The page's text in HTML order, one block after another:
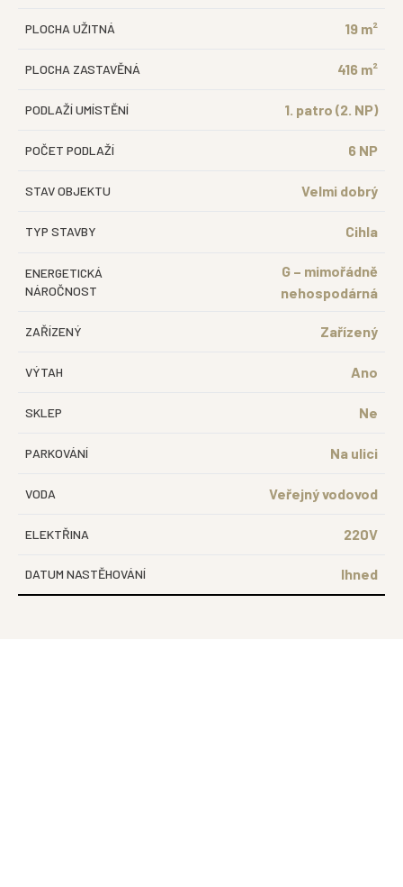
PLOCHA UŽITNÁ 19 m²
PLOCHA ZASTAVĚNÁ 416 m²
PODLAŽÍ UMÍSTĚNÍ 1. patro (2. NP)
POČET PODLAŽÍ 6 NP
STAV OBJEKTU Velmi dobrý
TYP STAVBY Cihla
ENERGETICKÁ
NÁROČNOST
G – mimořádně
nehospodárná
ZAŘÍZENÝ Zařízený
VÝTAH Ano
SKLEP Ne
PARKOVÁNÍ Na ulici
VODA Veřejný vodovod
ELEKTŘINA 220V
DATUM NASTĚHOVÁNÍ Ihned